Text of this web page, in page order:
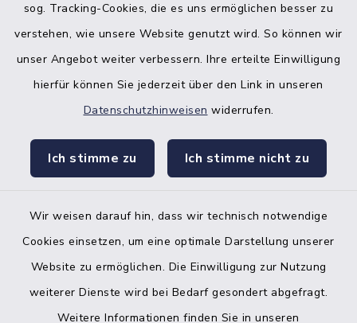
sog. Tracking-Cookies, die es uns ermöglichen besser zu
verstehen, wie unsere Website genutzt wird. So können wir
unser Angebot weiter verbessern. Ihre erteilte Einwilligung
hierfür können Sie jederzeit über den Link in unseren
Datenschutzhinweisen widerrufen.
Ich stimme zu Ich stimme nicht zu
Wir weisen darauf hin, dass wir technisch notwendige
Cookies einsetzen, um eine optimale Darstellung unserer
Website zu ermöglichen. Die Einwilligung zur Nutzung
weiterer Dienste wird bei Bedarf gesondert abgefragt.
Weitere Informationen finden Sie in unseren
facebook
Bankverbindung der Amtskasse